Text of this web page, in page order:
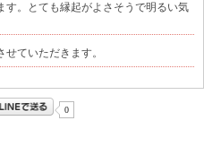
す。とても縁起がよさそうで明るい気
ていただきます。
0